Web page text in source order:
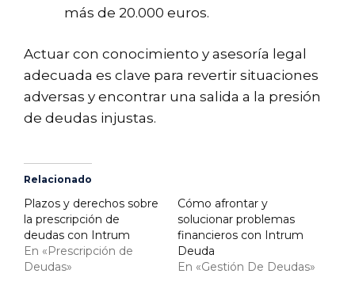
más de 20.000 euros.
Actuar con conocimiento y asesoría legal
adecuada es clave para revertir situaciones
adversas y encontrar una salida a la presión
de deudas injustas.
Relacionado
Plazos y derechos sobre
la prescripción de
deudas con Intrum
En «Prescripción de
Deudas»
Cómo afrontar y
solucionar problemas
financieros con Intrum
Deuda
En «Gestión De Deudas»